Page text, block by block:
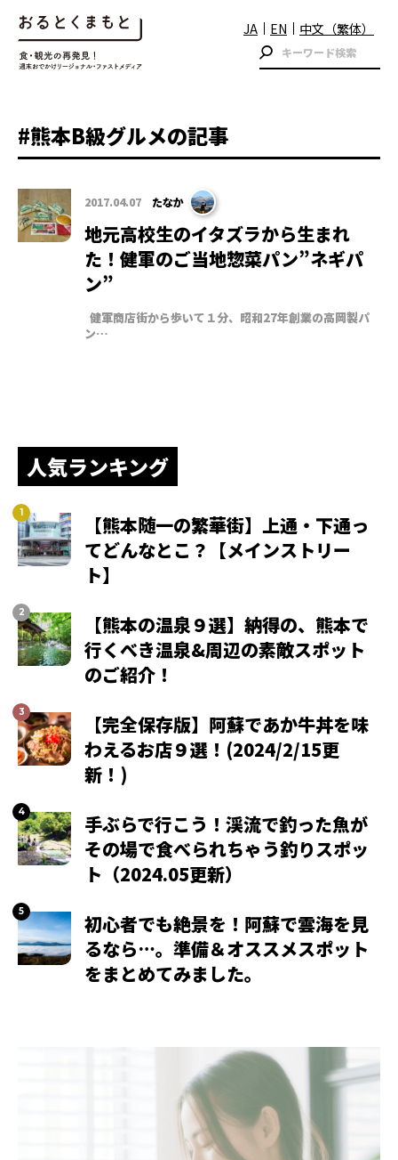
JA EN 中文（繁体）
#熊本B級グルメの記事
2017.04.07 たなか
地元高校生のイタズラから生まれ
た！健軍のご当地惣菜パン”ネギパ
ン”
健軍商店街から歩いて１分、昭和27年創業の高岡製パ
ン…
人気ランキング
【熊本随一の繁華街】上通・下通っ
てどんなとこ？【メインストリー
ト】
【熊本の温泉９選】納得の、熊本で
行くべき温泉&周辺の素敵スポット
のご紹介！
【完全保存版】阿蘇であか牛丼を味
わえるお店９選！(2024/2/15更
新！)
手ぶらで行こう！渓流で釣った魚が
その場で食べられちゃう釣りスポッ
ト（2024.05更新）
初心者でも絶景を！阿蘇で雲海を見
るなら…。準備＆オススメスポット
をまとめてみました。